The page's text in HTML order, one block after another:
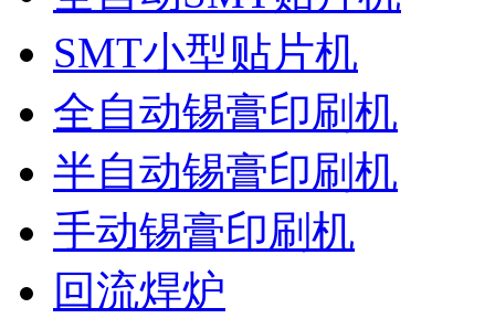
SMT小型贴片机
全自动锡膏印刷机
半自动锡膏印刷机
手动锡膏印刷机
回流焊炉